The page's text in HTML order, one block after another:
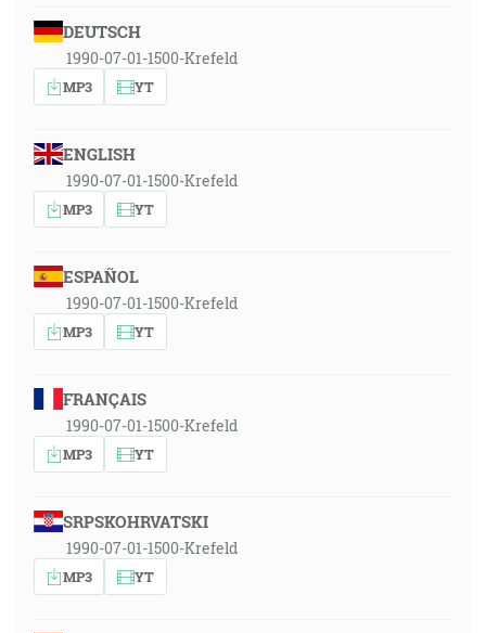
DEUTSCH
1990-07-01-1500-Krefeld
MP3 YT
ENGLISH
1990-07-01-1500-Krefeld
MP3 YT
ESPAÑOL
1990-07-01-1500-Krefeld
MP3 YT
FRANÇAIS
1990-07-01-1500-Krefeld
MP3 YT
SRPSKOHRVATSKI
1990-07-01-1500-Krefeld
MP3 YT